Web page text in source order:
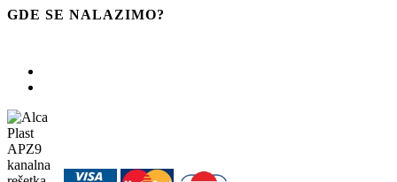
GDE SE NALAZIMO?